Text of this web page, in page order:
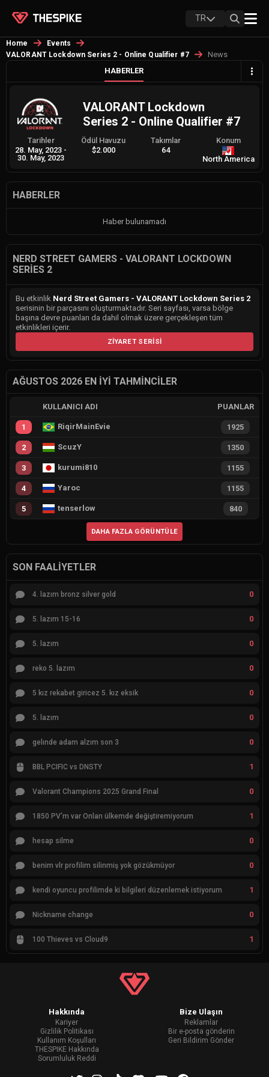
TR
Home
Events
VALORANT Lockdown Series 2 - Online Qualifier #7
News
HABERLER
VALORANT Lockdown
Series 2 - Online Qualifier #7
Tarihler
28. May, 2023 -
30. May, 2023
Ödül Havuzu
$2.000
Takımlar
64
Konum
North America
HABERLER
Haber bulunamadı
NERD STREET GAMERS - VALORANT LOCKDOWN
SERIES 2
Bu etkinlik Nerd Street Gamers - VALORANT Lockdown Series 2
serisinin bir parçasını oluşturmaktadır. Seri sayfası, varsa bölge
başına devre puanları da dahil olmak üzere gerçekleşen tüm
etkinlikleri içerir.
ZIYARET SERISI
AĞUSTOS 2026 EN İYI TAHMINCILER
KULLANICI ADI PUANLAR
1 RiqirMainEvie 1925
2 ScuzY 1350
3 kurumi810 1155
4 Yaroc 1155
5 tenserlow 840
DAHA FAZLA GÖRÜNTÜLE
SON FAALIYETLER
4. lazım bronz silver gold 0
5. lazım 15-16 0
5. lazım 0
reko 5. lazım 0
5 kız rekabet giricez 5. kız eksik 0
5. lazım 0
gelınde adam alzım son 3 0
BBL PCIFIC vs DNSTY 1
Valorant Champions 2025 Grand Final 0
1850 PV'm var Onları ülkemde değiştiremiyorum 1
hesap silme 0
benim vlr profilim silinmiş yok gözükmüyor 0
kendi oyuncu profilimde ki bilgileri düzenlemek istiyorum 1
Nickname change 0
100 Thieves vs Cloud9 1
Hakkında
Kariyer
Gizlilik Politikası
Kullanım Koşulları
THESPIKE Hakkında
Sorumluluk Reddi
Bize Ulaşın
Reklamlar
Bir e-posta gönderin
Geri Bildirim Gönder